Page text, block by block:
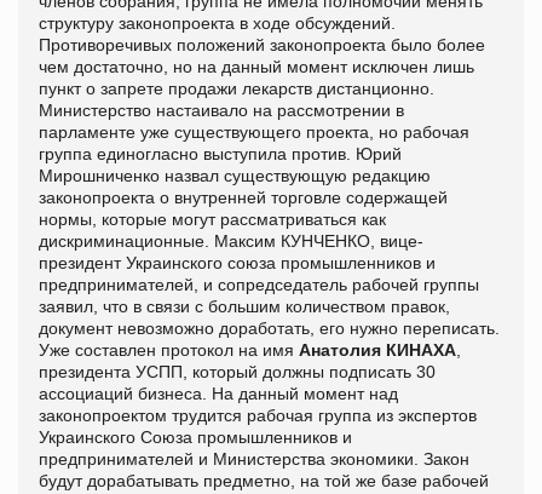
структуру законопроекта в ходе обсуждений.
Противоречивых положений законопроекта было более
чем достаточно, но на данный момент исключен лишь
пункт о запрете продажи лекарств дистанционно.
Министерство настаивало на рассмотрении в
парламенте уже существующего проекта, но рабочая
группа единогласно выступила против. Юрий
Мирошниченко назвал существующую редакцию
законопроекта о внутренней торговле содержащей
нормы, которые могут рассматриваться как
дискриминационные. Максим КУНЧЕНКО, вице-
президент Украинского союза промышленников и
предпринимателей, и сопредседатель рабочей группы
заявил, что в связи с большим количеством правок,
документ невозможно доработать, его нужно переписать.
Уже составлен протокол на имя Анатолия КИНАХА
президента УСПП, который должны подписать 30
ассоциаций бизнеса. На данный момент над
законопроектом трудится рабочая группа из экспертов
Украинского Союза промышленников и
предпринимателей и Министерства экономики. Закон
будут дорабатывать предметно, на той же базе рабочей